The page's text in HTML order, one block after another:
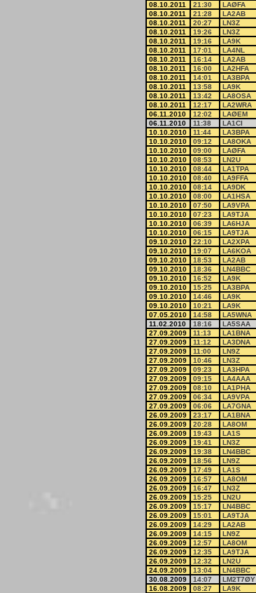
08.10.2011
21:30 LAØFA
08.10.2011
21:28 LA2AB
08.10.2011
20:27 LN3Z
08.10.2011
19:26 LN3Z
08.10.2011
19:16 LA9K
08.10.2011
17:01 LA4NL
08.10.2011
16:14 LA2AB
08.10.2011
16:00 LA2HFA
08.10.2011
14:01 LA3BPA
08.10.2011
13:58 LA9K
08.10.2011
13:42 LA8OSA
08.10.2011
12:17 LA2WRA
06.11.2010
12:02 LAØEM
06.11.2010
11:38 LA1CI
10.10.2010
11:44 LA3BPA
10.10.2010
09:12 LA8OKA
10.10.2010
09:00 LAØFA
10.10.2010
08:53 LN2U
10.10.2010
08:44 LA1TPA
10.10.2010
08:40 LA9FFA
10.10.2010
08:14 LA9DK
10.10.2010
08:00 LA1HSA
10.10.2010
07:50 LA9VPA
10.10.2010
07:23 LA9TJA
10.10.2010
06:39 LA6HJA
10.10.2010
06:15 LA9TJA
09.10.2010
22:10 LA2XPA
09.10.2010
19:07 LA6KOA
09.10.2010
18:53 LA2AB
09.10.2010
18:36 LN4BBC
09.10.2010
16:52 LA9K
09.10.2010
15:25 LA3BPA
09.10.2010
14:46 LA9K
09.10.2010
10:21 LA9K
07.05.2010
14:58 LA5WNA
11.02.2010
18:16 LA5SAA
27.09.2009
11:13 LA1BNA
27.09.2009
11:12 LA3DNA
27.09.2009
11:00 LN9Z
27.09.2009
10:46 LN3Z
27.09.2009
09:23 LA3HPA
27.09.2009
09:15 LA4AAA
27.09.2009
08:10 LA1PHA
27.09.2009
06:34 LA9VPA
27.09.2009
06:06 LA7GNA
26.09.2009
23:17 LA1BNA
26.09.2009
20:28 LA8OM
26.09.2009
19:43 LA1S
26.09.2009
19:41 LN3Z
26.09.2009
19:38 LN4BBC
26.09.2009
18:56 LN9Z
26.09.2009
17:49 LA1S
26.09.2009
16:57 LA8OM
26.09.2009
16:47 LN3Z
26.09.2009
15:25 LN2U
26.09.2009
15:17 LN4BBC
26.09.2009
15:01 LA9TJA
26.09.2009
14:29 LA2AB
26.09.2009
14:15 LN9Z
26.09.2009
12:57 LA8OM
26.09.2009
12:35 LA9TJA
26.09.2009
12:32 LN2U
24.09.2009
13:04 LN4BBC
30.08.2009
14:07 LM2T7ØY
16.08.2009
08:27 LA9K